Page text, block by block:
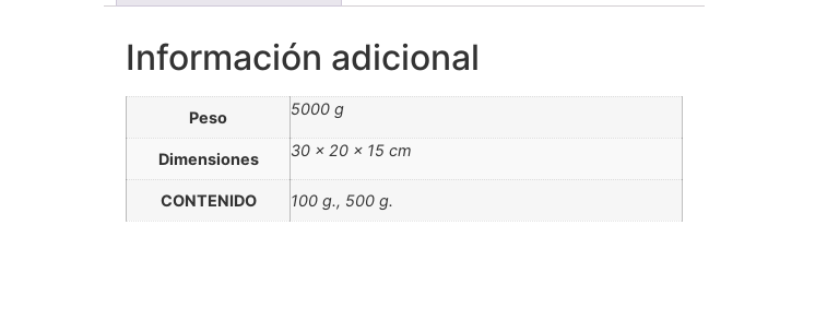
Información adicional
Peso 5000 g
Dimensiones 30 × 20 × 15 cm
CONTENIDO 100 g., 500 g.